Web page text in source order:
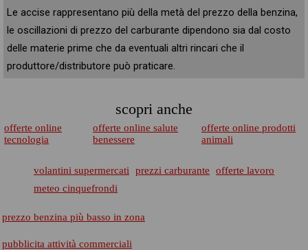
Le accise rappresentano più della metà del prezzo della benzina,
le oscillazioni di prezzo del carburante dipendono sia dal costo
delle materie prime che da eventuali altri rincari che il
produttore/distributore può praticare.
scopri anche
offerte online
tecnologia
offerte online salute
benessere
offerte online prodotti
animali
volantini supermercati prezzi carburante
offerte lavoro
meteo cinquefrondi
prezzo benzina più basso in zona
pubblicita attività commerciali